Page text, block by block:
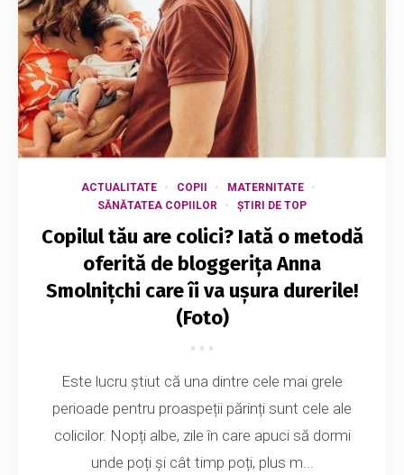
ACTUALITATE COPII
MATERNITATE
SĂNĂTATEA COPIILOR
ȘTIRI DE TOP
Copilul tău are colici? Iată o metodă
oferită de bloggerița Anna
Smolnițchi care îi va ușura durerile!
(Foto)
Este lucru știut că una dintre cele mai grele
perioade pentru proaspeții părinți sunt cele ale
colicilor. Nopți albe, zile în care apuci să dormi
unde poți și cât timp poți, plus m...